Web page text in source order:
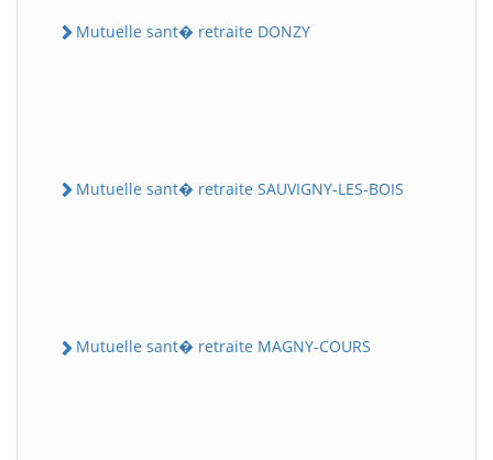
Mutuelle sant� retraite DONZY
Mutuelle sant� retraite SAUVIGNY-LES-BOIS
Mutuelle sant� retraite MAGNY-COURS